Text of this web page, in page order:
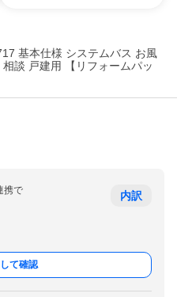
基本仕様 システムバス お風
談 戸建用 【リフォームパッ
携で 内訳
て確認